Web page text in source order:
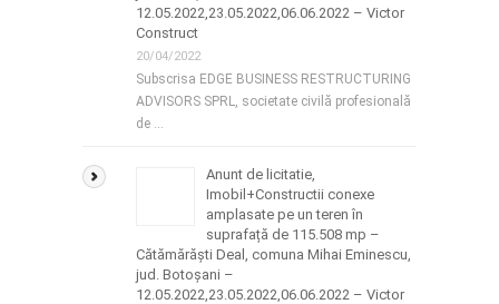
12.05.2022,23.05.2022,06.06.2022 – Victor
Construct
20/04/2022
Subscrisa EDGE BUSINESS RESTRUCTURING
ADVISORS SPRL, societate civilă profesională
de …
Anunt de licitatie,
Imobil+Constructii conexe
amplasate pe un teren în
suprafață de 115.508 mp –
Cătămărăști Deal, comuna Mihai Eminescu,
jud. Botoșani –
12.05.2022,23.05.2022,06.06.2022 – Victor